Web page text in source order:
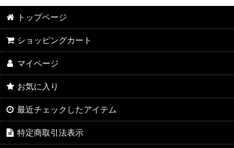
トップページ
ショッピングカート
マイページ
お気に入り
最近チェックしたアイテム
特定商取引法表示